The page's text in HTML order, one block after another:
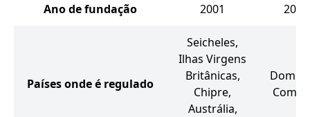
Ano de fundação 2001 2024
Países onde é regulado
Seicheles,
Ilhas Virgens
Britânicas,
Chipre,
Austrália,